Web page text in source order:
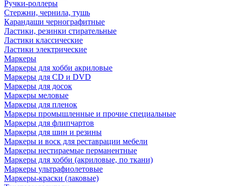
Ручки-роллеры
Стержни, чернила, тушь
Карандаши чернографитные
Ластики, резинки стирательные
Ластики классические
Ластики электрические
Маркеры
Маркеры для хобби акриловые
Маркеры для CD и DVD
Маркеры для досок
Маркеры меловые
Маркеры для пленок
Маркеры промышленные и прочие специальные
Маркеры для флипчартов
Маркеры для шин и резины
Маркеры и воск для реставрации мебели
Маркеры нестираемые перманентные
Маркеры для хобби (акриловые, по ткани)
Маркеры ультрафиолетовые
Маркеры-краски (лаковые)